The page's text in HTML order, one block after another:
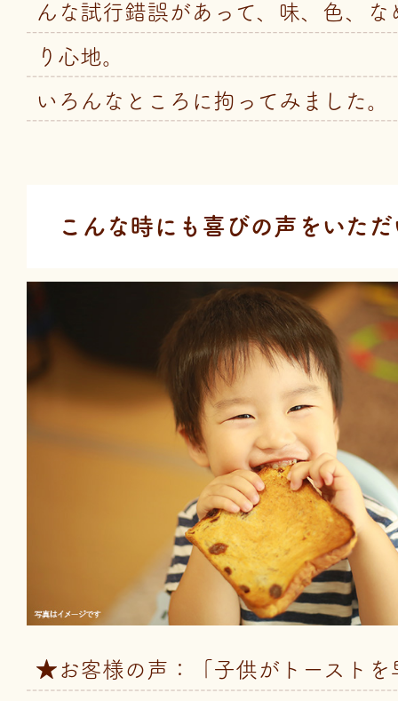
んな試行錯誤があって、味、色、な
り心地。
いろんなところに拘ってみました。
こんな時にも喜びの声を いた
★お客様の声：「子供がトーストを